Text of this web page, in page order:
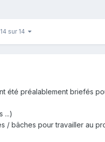
sur 14
été préalablement briefés
...)
/ bâches pour travailler au